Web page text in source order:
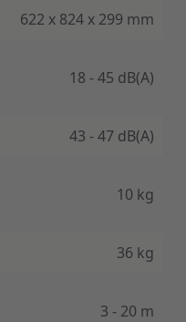
622 x 824 x 299 mm
18 - 45 dB(A)
43 - 47 dB(A)
10 kg
36 kg
3 - 20 m